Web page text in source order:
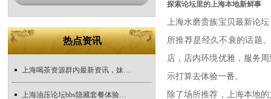
热点资讯
上海喝茶资源群内最新资讯，妹子们速来了解
上海油压论坛bbs隐藏套餐体验实录_490
探索论坛里的上海本地新鲜事
上海水磨贵族宝贝最新论
所推荐是经久不衰的话题
店，店内环境优雅，服务
示打算去体验一番。
除了场所推荐，上海本地